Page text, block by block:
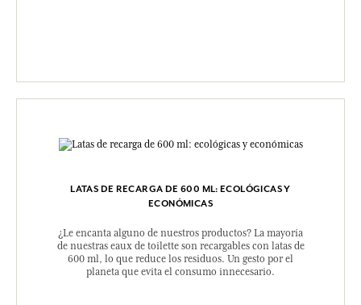
LATAS DE RECARGA DE 600 ML: ECOLÓGICAS Y
ECONÓMICAS
¿Le encanta alguno de nuestros productos? La mayoría
de nuestras eaux de toilette son recargables con latas de
600 ml, lo que reduce los residuos. Un gesto por el
planeta que evita el consumo innecesario.